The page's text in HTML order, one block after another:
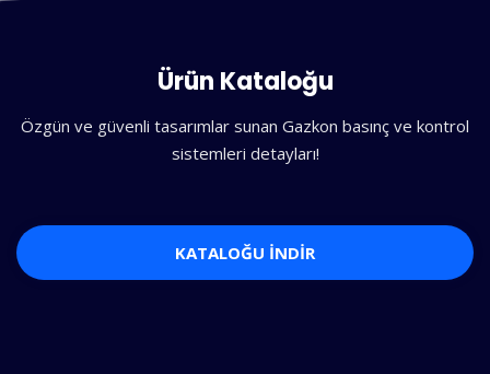
Ürün Kataloğu
Özgün ve güvenli tasarımlar sunan Gazkon basınç ve kontrol
sistemleri detayları!
KATALOĞU İNDİR